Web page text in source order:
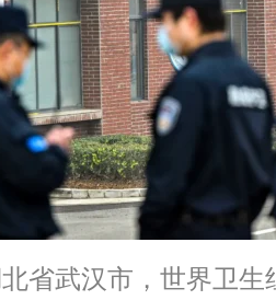
省武汉市，世界卫